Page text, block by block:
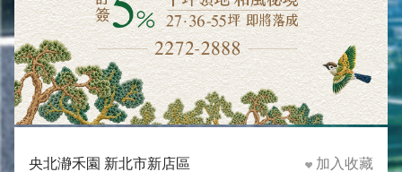
央北瀞禾園 新北市新店區
加入收藏